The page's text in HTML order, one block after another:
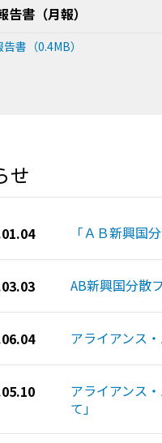
告書（月報）
書（0.4MB）
せ
「ＡＢ新興国
AB新興国分散
アライアンス
アライアンス
て」